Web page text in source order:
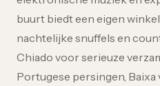
buurt biedt een eigen
nachtelijke snuffels en
Chiado voor serieuze
Portugese persingen,